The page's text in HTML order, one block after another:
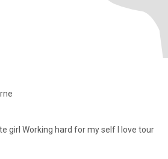
girl Working hard for my self I love tour